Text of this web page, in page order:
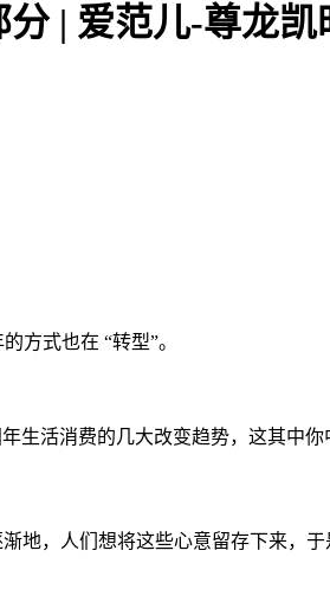
| 爱范儿-尊龙
方式也在 “转型”。
生活消费的几大改变趋势，这其中你
地，人们想将这些心意留存下来，